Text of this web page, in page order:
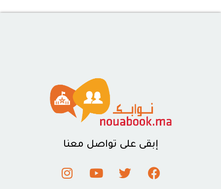
إبقى على تواصل معنا